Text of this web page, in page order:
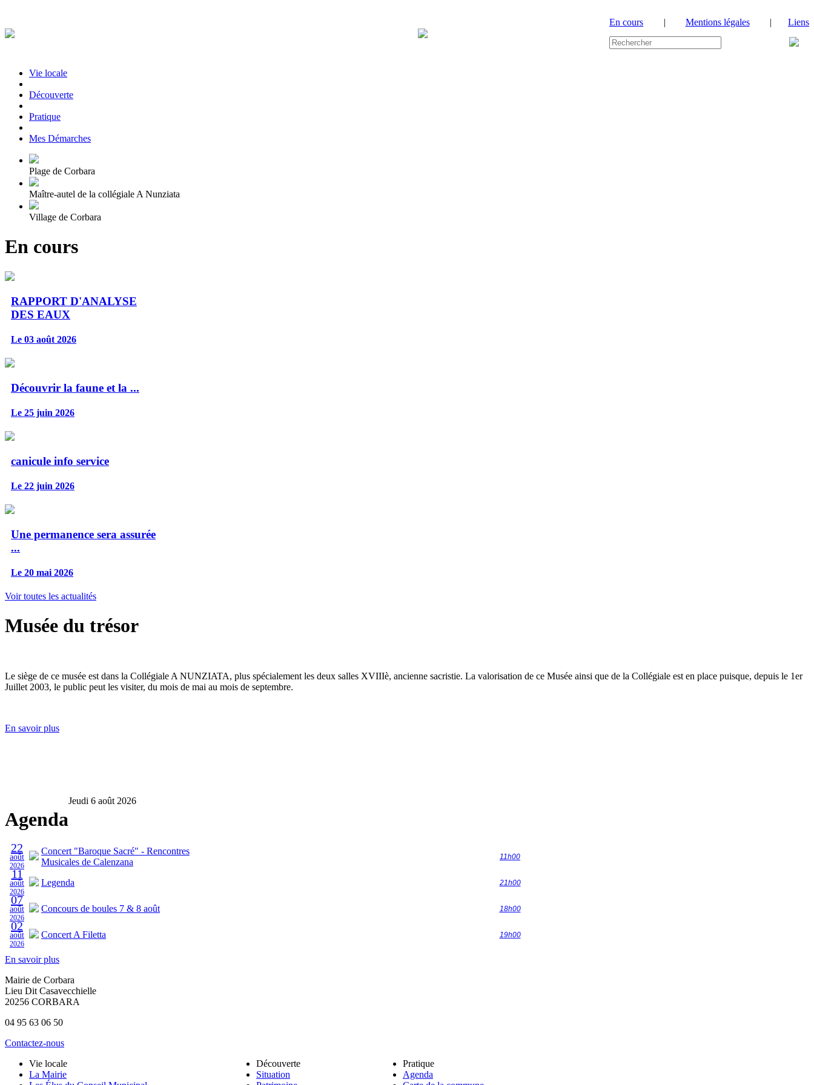
En cours | Mentions légales | Liens
Vie locale
|Découverte
|Pratique
|Mes Démarches
Plage de Corbara
Maître-autel de la collégiale A Nunziata
Village de Corbara
En cours
RAPPORT D'ANALYSE
DES EAUX
Le 03 août 2026
Découvrir la faune et la ...
Le 25 juin 2026
canicule info service
Le 22 juin 2026
Une permanence sera assurée
...
Le 20 mai 2026
Voir toutes les actualités
Musée du trésor
Le siège de ce musée est dans la Collégiale A NUNZIATA, plus spécialement les deux salles XVIIIè, ancienne sacristie. La valorisation de ce Musée ainsi que de la Collégiale est en place puisque, depuis le 1er
Juillet 2003, le public peut les visiter, du mois de mai au mois de septembre.
En savoir plus
Agenda
Jeudi 6 août 2026
22
août
2026
Concert "Baroque Sacré" - Rencontres
Musicales de Calenzana
11h00
11
août
2026
Legenda 21h00
07
août
2026
Concours de boules 7 & 8 août 18h00
02
août
2026
Concert A Filetta 19h00
En savoir plus
Mairie de Corbara
Lieu Dit Casavecchielle
20256 CORBARA
04 95 63 06 50
Contactez-nous
Vie locale
La Mairie
Découverte
Situation
Pratique
Agenda